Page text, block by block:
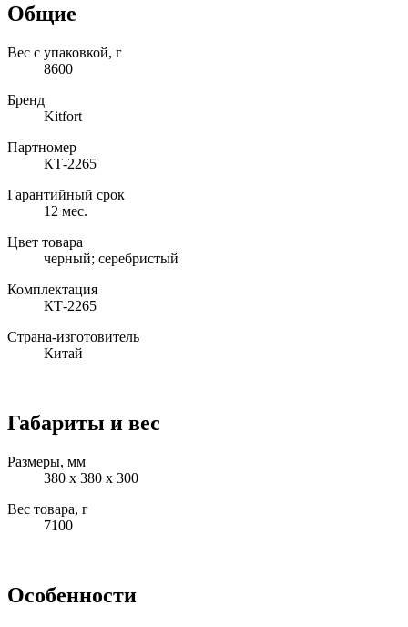
Общие
Вес с упаковкой, г
8600
Бренд
Kitfort
Партномер
КТ-2265
Гарантийный срок
12 мес.
Цвет товара
черный; серебристый
Комплектация
КТ-2265
Страна-изготовитель
Китай
Габариты и вес
Размеры, мм
380 х 380 х 300
Вес товара, г
7100
Особенности